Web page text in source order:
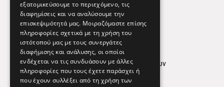
Απόρρητο
Όροι Χρήσης
Πολιτική προστασίας δεδομένων
Findhere
εξατομικεύσουμε το περιεχόμενο, τις
διαφημίσεις και να αναλύσουμε την
επισκεψιμότητά μας. Μοιραζόμαστε επίσης
πληροφορίες σχετικά με τη χρήση του
ιστότοπού μας με τους συνεργάτες
διαφήμισης και ανάλυσης, οι οποίοι
ενδέχεται να τις συνδυάσουν με άλλες
πληροφορίες που τους έχετε παράσχει ή
που έχουν συλλέξει από τη χρήση των